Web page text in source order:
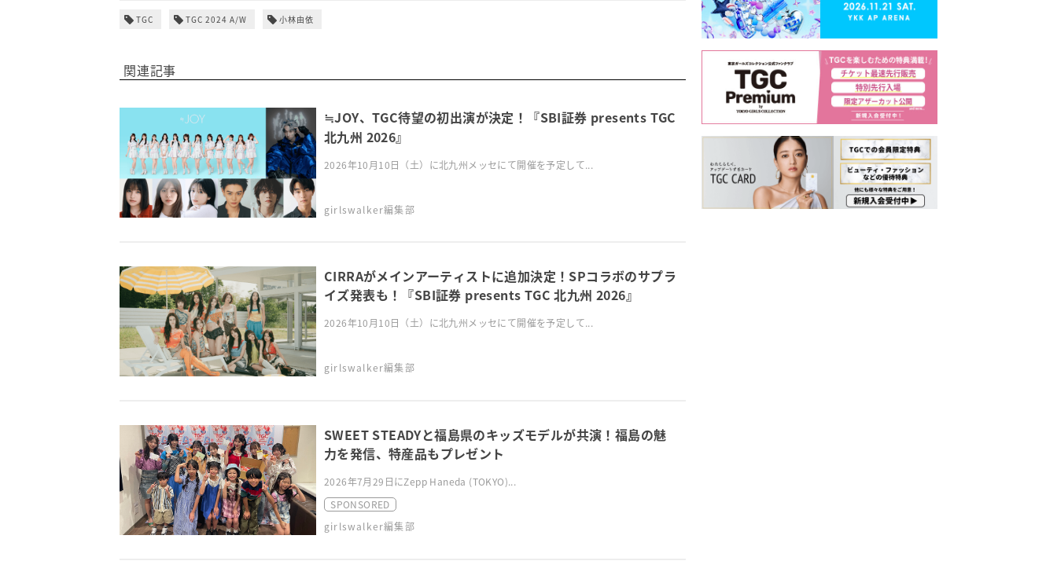
TGC TGC 2024 A/W 小林由依
関連記事
≒JOY、TGC待望の初出演が決定！『SBI証券 presents TGC
北九州 2026』
2026年10月10日（土）に北九州メッセにて開催を予定して...
girlswalker編集部
CIRRAがメインアーティストに追加決定！SPコラボのサプラ
イズ発表も！『SBI証券 presents TGC 北九州 2026』
2026年10月10日（土）に北九州メッセにて開催を予定して...
girlswalker編集部
SWEET STEADYと福島県のキッズモデルが共演！福島の魅
力を発信、特産品もプレゼント
2026年7月29日にZepp Haneda (TOKYO)...
SPONSORED
girlswalker編集部